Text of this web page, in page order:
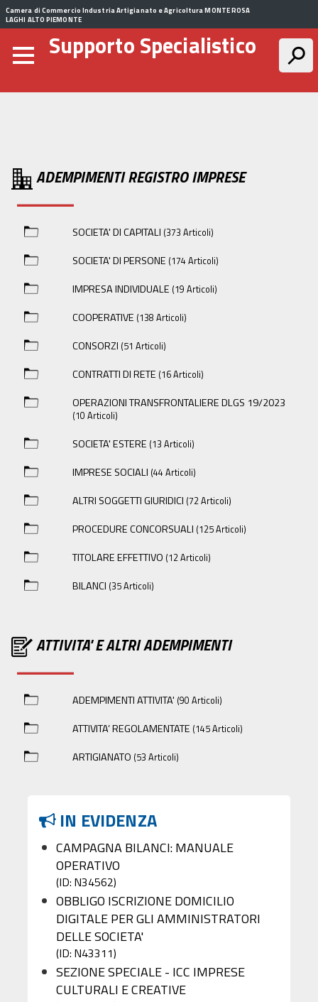
Camera di Commercio Industria Artigianato e Agricoltura MONTE ROSA
LAGHI ALTO PIEMONTE
Supporto Specialistico
ADEMPIMENTI REGISTRO IMPRESE
SOCIETA' DI CAPITALI (373 Articoli)
SOCIETA' DI PERSONE (174 Articoli)
IMPRESA INDIVIDUALE (19 Articoli)
COOPERATIVE (138 Articoli)
CONSORZI (51 Articoli)
CONTRATTI DI RETE (16 Articoli)
OPERAZIONI TRANSFRONTALIERE DLGS 19/2023
(10 Articoli)
SOCIETA' ESTERE (13 Articoli)
IMPRESE SOCIALI (44 Articoli)
ALTRI SOGGETTI GIURIDICI (72 Articoli)
PROCEDURE CONCORSUALI (125 Articoli)
TITOLARE EFFETTIVO (12 Articoli)
BILANCI (35 Articoli)
ATTIVITA' E ALTRI ADEMPIMENTI
ADEMPIMENTI ATTIVITA' (90 Articoli)
ATTIVITA’ REGOLAMENTATE (145 Articoli)
ARTIGIANATO (53 Articoli)
IN EVIDENZA
CAMPAGNA BILANCI: MANUALE
OPERATIVO
(ID: N34562)
OBBLIGO ISCRIZIONE DOMICILIO
DIGITALE PER GLI AMMINISTRATORI
DELLE SOCIETA'
(ID: N43311)
SEZIONE SPECIALE - ICC IMPRESE
CULTURALI E CREATIVE